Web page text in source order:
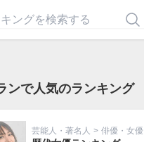
ンで人気のランキング
芸能人・著名人 > 俳優・女優